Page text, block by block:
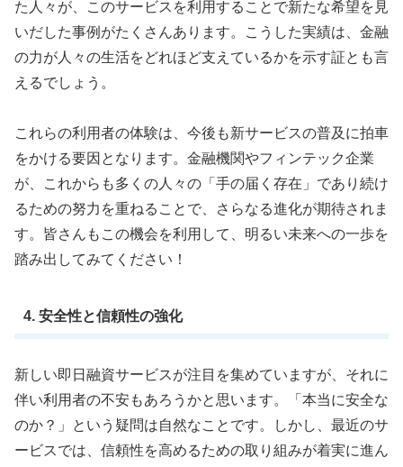
た人々が、このサービスを利用することで新たな希望を見
いだした事例がたくさんあります。こうした実績は、金融
の力が人々の生活をどれほど支えているかを示す証とも言
えるでしょう。
これらの利用者の体験は、今後も新サービスの普及に拍車
をかける要因となります。金融機関やフィンテック企業
が、これからも多くの人々の「手の届く存在」であり続け
るための努力を重ねることで、さらなる進化が期待されま
す。皆さんもこの機会を利用して、明るい未来への一歩を
踏み出してみてください！
4. 安全性と信頼性の強化
新しい即日融資サービスが注目を集めていますが、それに
伴い利用者の不安もあろうかと思います。「本当に安全な
のか？」という疑問は自然なことです。しかし、最近のサ
ービスでは、信頼性を高めるための取り組みが着実に進ん